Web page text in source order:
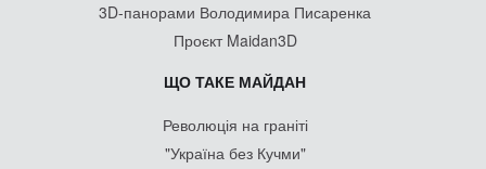
3D-панорами Володимира Писаренка
Проєкт Maidan3D
ЩО ТАКЕ МАЙДАН
Революція на граніті
"Україна без Кучми"